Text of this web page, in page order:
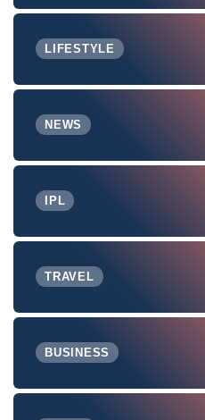
LIFESTYLE
NEWS
IPL
TRAVEL
BUSINESS